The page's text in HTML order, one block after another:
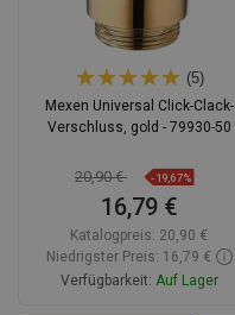
(5)
Mexen Universal Click-Clack-
Verschluss, gold - 79930-50
20,90 € -19,67%
16,79 €
Katalogpreis: 20,90 €
Niedrigster Preis: 16,79 €
Verfügbarkeit: Auf Lager